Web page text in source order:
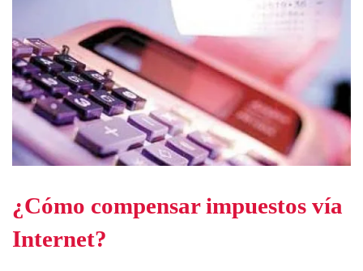
¿Cómo compensar impuestos vía
Internet?